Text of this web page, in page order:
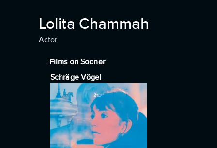
Lolita Chammah
Actor
Films on Sooner
Schräge Vögel